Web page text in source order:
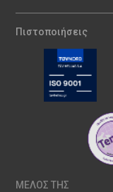
Πιστοποιήσεις
ΜΕΛΟΣ ΤΗΣ